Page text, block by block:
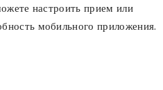
настроить прием или
мобильного приложения.